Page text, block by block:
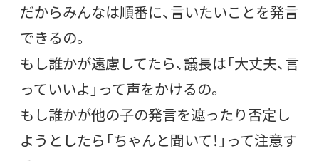
だからみんなは順番に、言いたいことを発言
できるの。
もし誰かが遠慮してたら、議長は「大丈夫、言
っていいよ」って声をかけるの。
もし誰かが他の子の発言を遮ったり否定し
ようとしたら「ちゃんと聞いて！」って注意す